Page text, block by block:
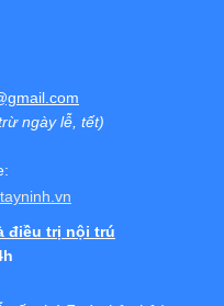
16 giờ 30
ngày lễ, tết)
điều trị nội trú